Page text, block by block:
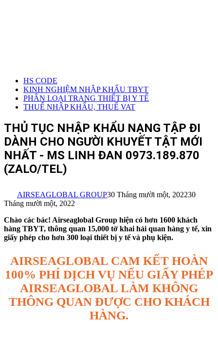
HS CODE
KINH NGHIỆM NHẬP KHẨU TBYT
PHÂN LOẠI TRANG THIẾT BỊ Y TẾ
THUẾ NHẬP KHẨU, THUẾ VAT
THỦ TỤC NHẬP KHẨU NẠNG TẬP ĐI
DÀNH CHO NGƯỜI KHUYẾT TẬT MỚI
NHẤT - MS LINH ĐAN 0973.189.870
(ZALO/TEL)
AIRSEAGLOBAL GROUP30 Tháng mười một, 202230
Tháng mười một, 2022
Chào các bác! Airseaglobal Group hiện có hơn 1600 khách
hàng TBYT, thông quan 15,000 tờ khai hải quan hàng y tế, xin
giấy phép cho hơn 300 loại thiết bị y tế và phụ kiện.
AIRSEAGLOBAL CAM KẾT HOÀN
100% PHÍ DỊCH VỤ NẾU GIẤY PHÉP
AIRSEAGLOBAL LÀM KHÔNG
THÔNG QUAN ĐƯỢC CHO KHÁCH
HÀNG.